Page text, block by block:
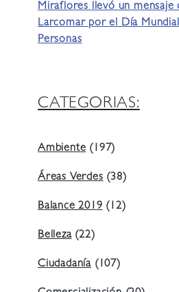
Miraflores llevó un mensaje
Larcomar por el Día
Personas
CATEGORIAS:
Ambiente (197)
Áreas Verdes (38)
Balance 2019 (12)
Belleza(22)
Ciudadanía (107)